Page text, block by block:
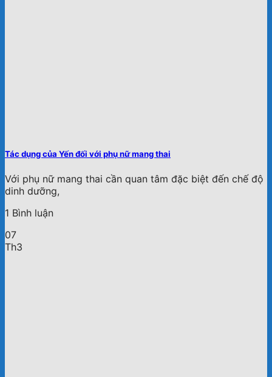
Tác dụng của Yến đối với phụ nữ mang thai
Với phụ nữ mang thai cần quan tâm đặc biệt đến chế độ
dinh dưỡng,
1 Bình luận
07
Th3